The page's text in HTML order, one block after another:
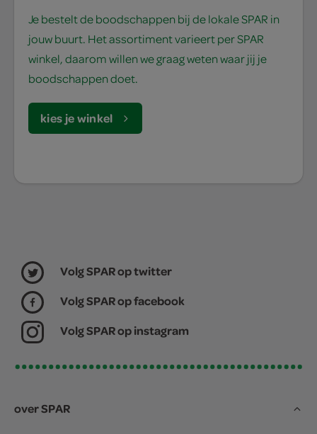
Je bestelt de boodschappen bij de lokale SPAR in
jouw buurt. Het assortiment varieert per SPAR
winkel, daarom willen we graag weten waar jij je
boodschappen doet.
kies je winkel
Volg SPAR op twitter
Volg SPAR op facebook
Volg SPAR op instagram
over SPAR